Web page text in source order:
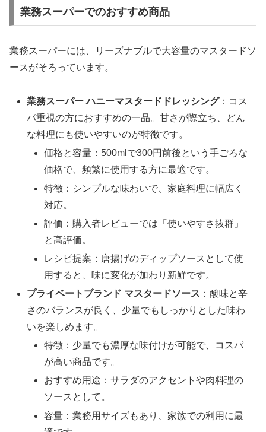
業務スーパーでのおすすめ商品
業務スーパーには、リーズナブルで大容量のマスタードソ
ースがそろっています。
業務スーパー ハニーマスタードドレッシング：コス
パ重視の方におすすめの一品。甘さが際立ち、どん
な料理にも使いやすいのが特徴です。
価格と容量：500mlで300円前後という手ごろな
価格で、頻繁に使用する方に最適です。
特徴：シンプルな味わいで、家庭料理に幅広く
対応。
評価：購入者レビューでは「使いやすさ抜群」
と高評価。
レシピ提案：唐揚げのディップソースとして使
用すると、味に変化が加わり新鮮です。
プライベートブランド マスタードソース ：酸味と辛
さのバランスが良く、少量でもしっかりとした味わ
いを楽しめます。
特徴：少量でも濃厚な味付けが可能で、コスパ
が高い商品です。
おすすめ用途：サラダのアクセントや肉料理の
ソースとして。
容量：業務用サイズもあり、家族での利用に最